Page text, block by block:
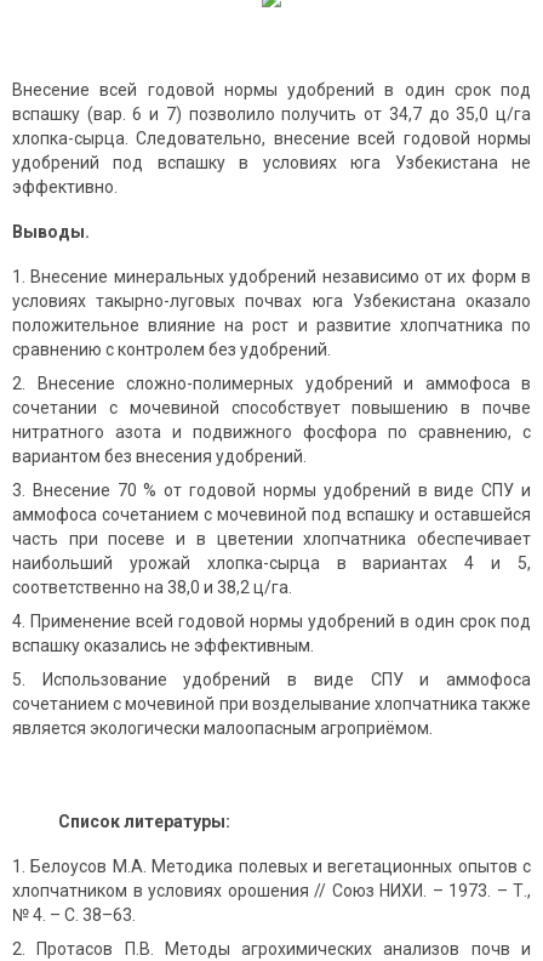
Внесение всей годовой нормы удобрений в один срок под
вспашку (вар. 6 и 7) позволило получить от 34,7 до 35,0 ц/га
хлопка-сырца. Следовательно, внесение всей годовой нормы
удобрений под вспашку в условиях юга Узбекистана не
эффективно.
Выводы.
Внесение минеральных удобрений независимо от их форм в
условиях такырно-луговых почвах юга Узбекистана оказало
положительное влияние на рост и развитие хлопчатника по
сравнению с контролем без удобрений.
Внесение сложно-полимерных удобрений и аммофоса в
сочетании с мочевиной способствует повышению в почве
нитратного азота и подвижного фосфора по сравнению, с
вариантом без внесения удобрений.
Внесение 70 % от годовой нормы удобрений в виде СПУ и
аммофоса сочетанием с мочевиной под вспашку и оставшейся
часть при посеве и в цветении хлопчатника обеспечивает
наибольший урожай хлопка-сырца в вариантах 4 и 5,
соответственно на 38,0 и 38,2 ц/га.
Применение всей годовой нормы удобрений в один срок под
вспашку оказались не эффективным.
Использование удобрений в виде СПУ и аммофоса
сочетанием с мочевиной при возделывание хлопчатника также
является экологически малоопасным агроприёмом.
Список литературы:
Белоусов М.А. Методика полевых и вегетационных опытов с
хлопчатником в условиях орошения // Союз НИХИ. – 1973. – Т.,
№ 4. – С. 38–63.
Протасов П.В. Методы агрохимических анализов почв и